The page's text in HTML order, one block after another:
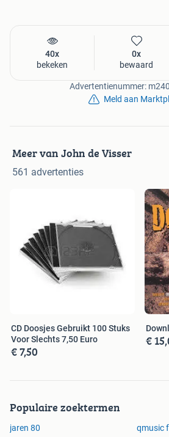
40x
bekeken
0x
bewaard
Advertentienummer:
Meld aan
Meer van John de Visser
561 advertenties
CD Doosjes Gebruikt 100 Stuks
Voor Slechts 7,50 Euro
€ 7,50
€
Populaire zoektermen
jaren 80
qmusic